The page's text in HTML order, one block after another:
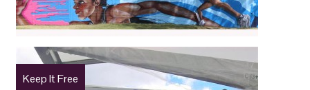
Keep It Free